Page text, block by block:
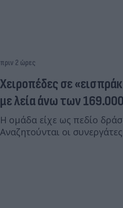
πριν 2 ώρες
Χειροπέδες σε
με λεία άνω των
Η ομάδα είχε ως πεδίο
Αναζητούνται οι